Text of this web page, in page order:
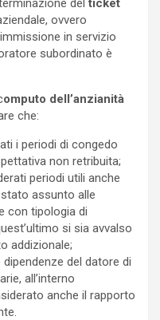
ovvero
in servizio
subordinato è
omputo dell’anzianità
che:
i periodi di congedo
non retribuita;
periodi utili anche
assunto alle
con tipologia di
si sia avvalso
addizionale;
del datore di
all’interno
anche il rapporto